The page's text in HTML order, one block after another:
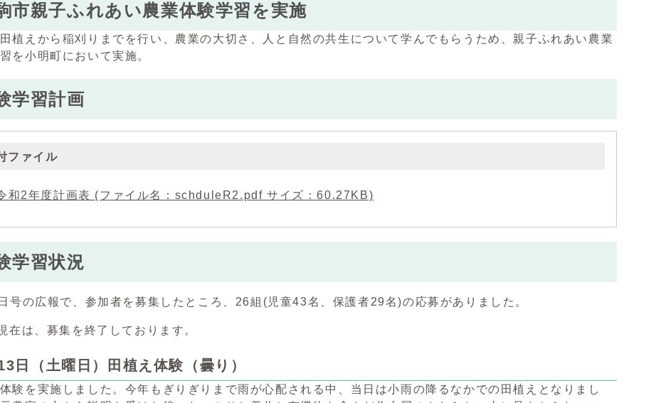
市親子ふれあい農業体験学習を実施
植えから稲刈りまでを行い、農業の大切さ、人と自然の共生について学んでもらうため、親子ふれあい農業
を小明町において実施。
学習計画
ファイル
和2年度計画表 (ファイル名：schduleR2.pdf サイズ：60.27KB)
学習状況
号の広報で、参加者を募集したところ、26組(児童43名、保護者29名)の応募がありました。
在は、募集を終了しております。
日（土曜日）田植え体験（曇り）
験を実施しました。今年もぎりぎりまで雨が心配される中、当日は小雨の降るなかでの田植えとなりまし